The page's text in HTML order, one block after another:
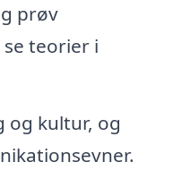
prøv
teorier i
og kultur, og